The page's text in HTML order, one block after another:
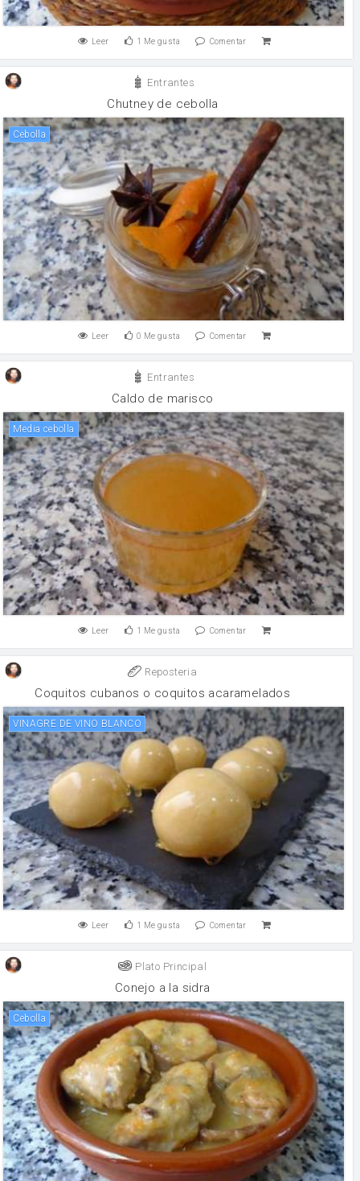
Leer 1 Me gusta Comentar
Entrantes
Chutney de cebolla
cebolla
Leer 0 Me gusta Comentar
Entrantes
Caldo de marisco
Media cebolla
Leer 1 Me gusta Comentar
Reposteria
Coquitos cubanos o coquitos acaramelados
VINAGRE DE VINO BLANCO
Leer 1 Me gusta Comentar
Plato Principal
Conejo a la sidra
cebolla